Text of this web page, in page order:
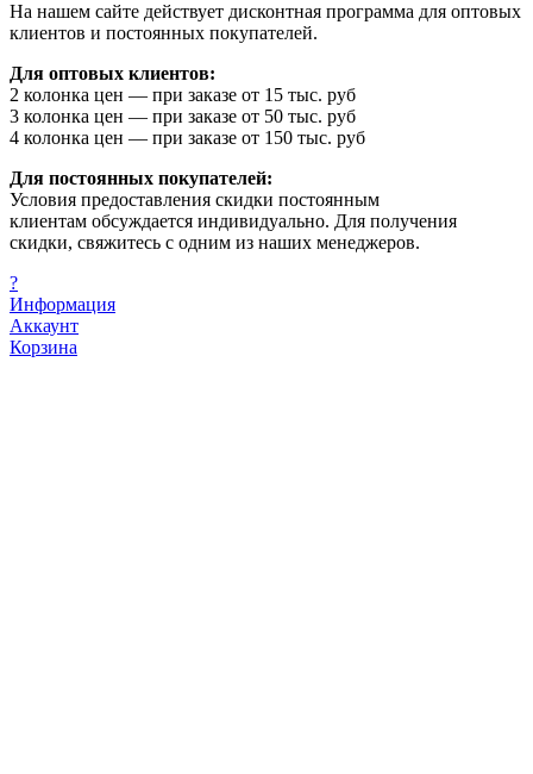
На нашем сайте действует дисконтная программа для оптовых
клиентов и постоянных покупателей.
Для оптовых клиентов:
2 колонка цен — при заказе от 15 тыс. руб
3 колонка цен — при заказе от 50 тыс. руб
4 колонка цен — при заказе от 150 тыс. руб
Для постоянных покупателей:
Условия предоставления скидки постоянным
клиентам обсуждается индивидуально. Для получения
скидки, свяжитесь с одним из наших менеджеров.
?
Информация
Аккаунт
Корзина